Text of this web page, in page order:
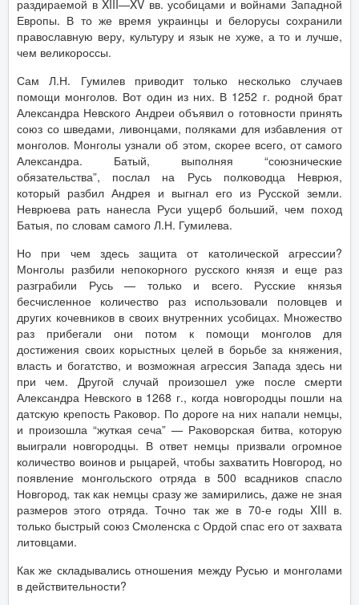
раздираемой в XIII—XV вв. усобицами и войнами Западной
Европы. В то же время украинцы и белорусы сохранили
православную веру, культуру и язык не хуже, а то и лучше,
чем великороссы.
Сам Л.Н. Гумилев приводит только несколько случаев
помощи монголов. Вот один из них. В 1252 г. родной брат
Александра Невского Андреи объявил о готовности принять
союз со шведами, ливонцами, поляками для избавления от
монголов. Монголы узнали об этом, скорее всего, от самого
Александра. Батый, выполняя “союзнические
обязательства”, послал на Русь полководца Неврюя,
который разбил Андрея и выгнал его из Русской земли.
Неврюева рать нанесла Руси ущерб больший, чем поход
Батыя, по словам самого Л.Н. Гумилева.
Но при чем здесь защита от католической агрессии?
Монголы разбили непокорного русского князя и еще раз
разграбили Русь — только и всего. Русские князья
бесчисленное количество раз использовали половцев и
других кочевников в своих внутренних усобицах. Множество
раз прибегали они потом к помощи монголов для
достижения своих корыстных целей в борьбе за княжения,
власть и богатство, и возможная агрессия Запада здесь ни
при чем. Другой случай произошел уже после смерти
Александра Невского в 1268 г., когда новгородцы пошли на
датскую крепость Раковор. По дороге на них напали немцы,
и произошла “жуткая сеча” — Раковорская битва, которую
выиграли новгородцы. В ответ немцы призвали огромное
количество воинов и рыцарей, чтобы захватить Новгород, но
появление монгольского отряда в 500 всадников спасло
Новгород, так как немцы сразу же замирились, даже не зная
размеров этого отряда. Точно так же в 70-е годы XIII в.
только быстрый союз Смоленска с Ордой спас его от захвата
литовцами.
Как же складывались отношения между Русью и монголами
в действительности?